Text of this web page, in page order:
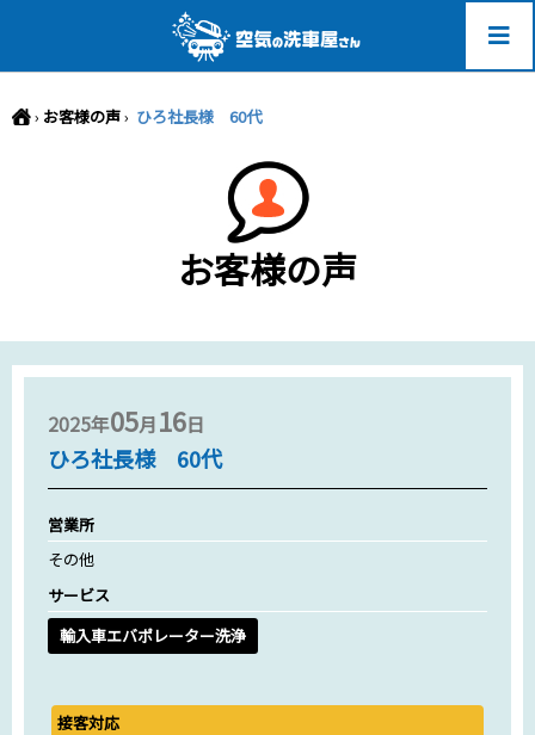
› お客様の声› ひろ社長様 60代
お客様の声
2025年05月16日
ひろ社長様 60代
営業所
その他
サービス
輸入車エバポレーター洗浄
接客対応